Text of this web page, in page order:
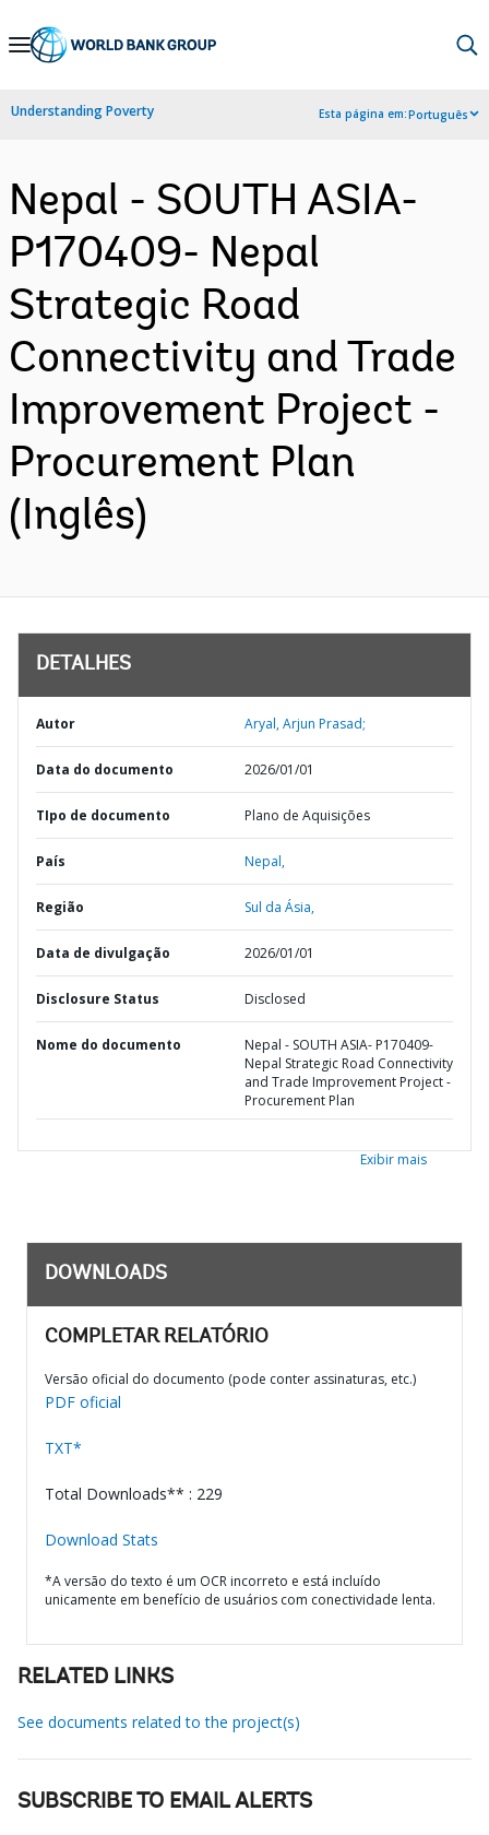
Skip
Navigation
Understanding Poverty Esta página em:Português
Nepal - SOUTH ASIA-
P170409- Nepal
Strategic Road
Connectivity and Trade
Improvement Project -
Procurement Plan
(Inglês)
DETALHES
Autor Aryal, Arjun Prasad;
Data do documento 2026/01/01
TIpo de documento Plano de Aquisições
País Nepal,
Região Sul da Ásia,
Data de divulgação 2026/01/01
Disclosure Status Disclosed
Nome do documento
Nepal - SOUTH ASIA- P170409-
Nepal Strategic Road Connectivity
and Trade Improvement Project -
Procurement Plan
Exibir mais
DOWNLOADS
COMPLETAR RELATÓRIO
Versão oficial do documento (pode conter assinaturas, etc.)
PDF oficial
TXT*
Total Downloads** : 229
Download Stats
*A versão do texto é um OCR incorreto e está incluído
unicamente em benefício de usuários com conectividade lenta.
RELATED LINKS
See documents related to the project(s)
SUBSCRIBE TO EMAIL ALERTS